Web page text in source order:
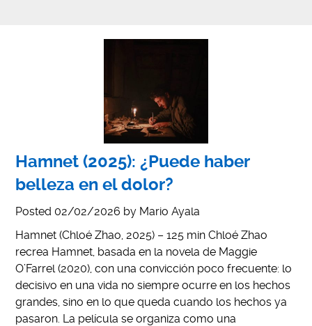
Hamnet (2025): ¿Puede haber
belleza en el dolor?
Posted 02/02/2026 by Mario Ayala
Hamnet (Chloé Zhao, 2025) – 125 min Chloé Zhao
recrea Hamnet, basada en la novela de Maggie
O’Farrel (2020), con una convicción poco frecuente: lo
decisivo en una vida no siempre ocurre en los hechos
grandes, sino en lo que queda cuando los hechos ya
pasaron. La película se organiza como una